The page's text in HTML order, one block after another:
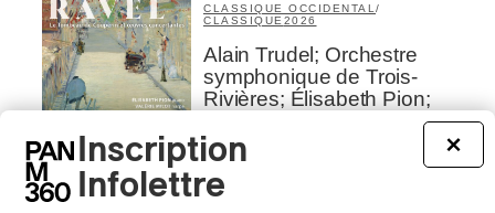
CLASSIQUE OCCIDENTAL/
CLASSIQUE2026
Alain Trudel; Orchestre
symphonique de Trois-
Rivières; Élisabeth Pion;
Par Frédéric Cardin
INTERVIEW
CHANSON
×
Inscription
Infolettre